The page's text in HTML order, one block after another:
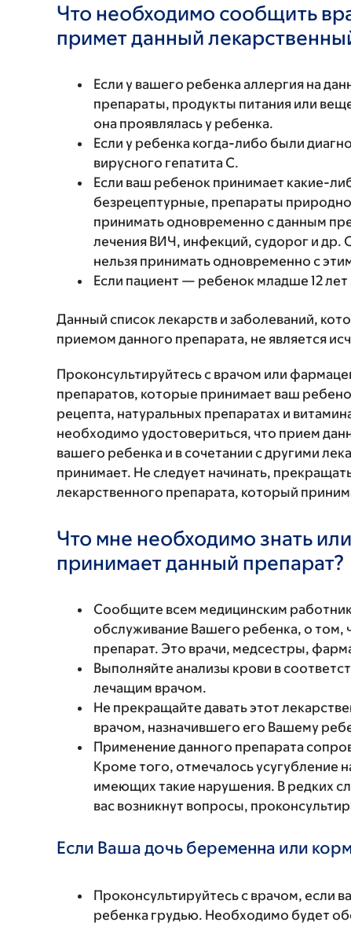
Что необходимо сообщить
примет данный
Если у вашего ребенка аллергия на
препараты, продукты питания или
она проявлялась у ребенка.
Если у ребенка когда-либо были
вирусного гепатита С.
Если ваш ребенок принимает какие-
безрецептурные, препараты
принимать одновременно с данным
лечения ВИЧ, инфекций, судорог и др.
нельзя принимать одновременно с
Если пациент — ребенок младше 12
Данный список лекарств и заболеваний,
приемом данного препарата, не является
Проконсультируйтесь с врачом или
препаратов, которые принимает ваш
рецепта, натуральных препаратах и
необходимо удостовериться, что прием
вашего ребенка и в сочетании с другими
принимает. Не следует начинать,
лекарственного препарата, который
Что мне необходимо знать
принимает данный препарат?
Сообщите всем медицинским
обслуживание Вашего ребенка, о том,
препарат. Это врачи, медсестры,
Выполняйте анализы крови в
лечащим врачом.
Не прекращайте давать этот
врачом, назначившего его Вашему
Применение данного препарата
Кроме того, отмечалось усугубление
имеющих такие нарушения. В редких
вас возникнут вопросы,
Если Ваша дочь беременна или
Проконсультируйтесь с врачом, если
ребенка грудью. Необходимо будет